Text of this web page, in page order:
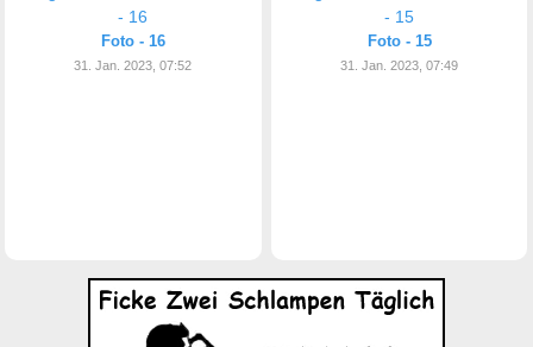
Foto - 16
31. Jan. 2023, 07:52
Foto - 15
31. Jan. 2023, 07:49